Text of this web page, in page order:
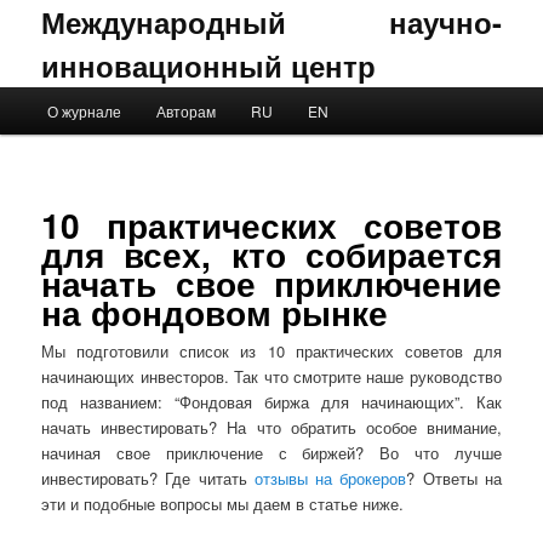
Международный научно-
инновационный центр
Skip to primary content
Skip to secondary content
О журнале Авторам RU EN
10 практических советов
для всех, кто собирается
начать свое приключение
на фондовом рынке
Мы подготовили список из 10 практических советов для
начинающих инвесторов. Так что смотрите наше руководство
под названием: “Фондовая биржа для начинающих”. Как
начать инвестировать? На что обратить особое внимание,
начиная свое приключение с биржей? Во что лучше
инвестировать? Где читать отзывы на брокеров? Ответы на
эти и подобные вопросы мы даем в статье ниже.